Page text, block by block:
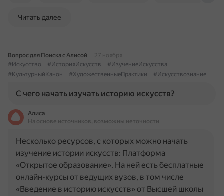
Читать далее
Вопрос для Поиска с Алисой
27 ноября
#Искусство
#ИсторияИскусств
#ИзучениеИскусства
#КультурныйКанон
#ХудожественныеПрактики #Искусствознание
С чего начать изучать историю искусств?
Алиса
На основе источников, возможны неточности
Несколько ресурсов, с которых можно начать
изучение истории искусств: Платформа
«Открытое образование». На ней есть бесплатные
онлайн-курсы от ведущих вузов, в том числе
«Введение в историю искусств» от Высшей школы